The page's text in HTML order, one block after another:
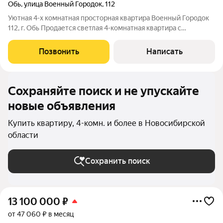
Обь,улица Военный Городок,112
Уютная 4-х комнатная просторная квартира Военный Городок
112, г. Обь Продается светлая 4-комнатная квартира с
тихом зеленом районе. Идеальный вариант как для
собственного проживания большой
Позвонить Написать
Сохраняйте поиск и не упускайте
новые объявления
Купить квартиру, 4-комн. и более в Новосибирской
области
Сохранить поиск
13 100 000 ₽
от 47 060 ₽ в месяц